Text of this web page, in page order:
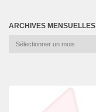
ARCHIVES
Archives